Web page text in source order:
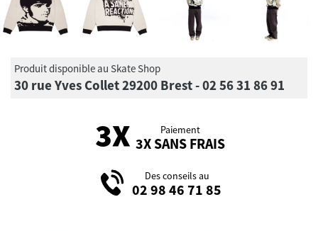
Produit disponible au Skate Shop
30 rue Yves Collet 29200 Brest - 02 56 31 86 91
Paiement
3X SANS FRAIS
Des conseils au
02 98 46 71 85